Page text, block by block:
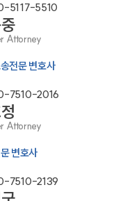
5117-5510
Attorney
전문 변호사
7510-2016
Attorney
변호사
7510-2139